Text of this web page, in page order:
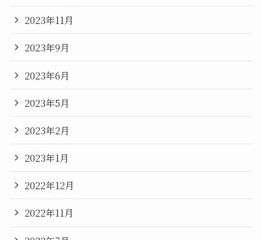
2023年11月
2023年9月
2023年6月
2023年5月
2023年2月
2023年1月
2022年12月
2022年11月